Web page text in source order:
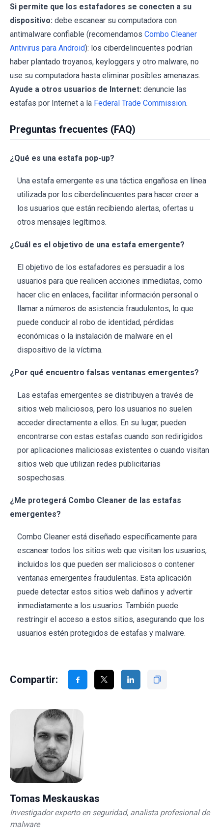
Si permite que los estafadores se conecten a su
dispositivo: debe escanear su computadora con
antimalware confiable (recomendamos Combo Cleaner
Antivirus para Android): los ciberdelincuentes podrían
haber plantado troyanos, keyloggers y otro malware, no
use su computadora hasta eliminar posibles amenazas.
Ayude a otros usuarios de Internet: denuncie las
estafas por Internet a la Federal Trade Commission.
Preguntas frecuentes (FAQ)
¿Qué es una estafa pop-up?
Una estafa emergente es una táctica engañosa en línea
utilizada por los ciberdelincuentes para hacer creer a
los usuarios que están recibiendo alertas, ofertas u
otros mensajes legítimos.
¿Cuál es el objetivo de una estafa emergente?
El objetivo de los estafadores es persuadir a los
usuarios para que realicen acciones inmediatas, como
hacer clic en enlaces, facilitar información personal o
llamar a números de asistencia fraudulentos, lo que
puede conducir al robo de identidad, pérdidas
económicas o la instalación de malware en el
dispositivo de la víctima.
¿Por qué encuentro falsas ventanas emergentes?
Las estafas emergentes se distribuyen a través de
sitios web maliciosos, pero los usuarios no suelen
acceder directamente a ellos. En su lugar, pueden
encontrarse con estas estafas cuando son redirigidos
por aplicaciones maliciosas existentes o cuando visitan
sitios web que utilizan redes publicitarias
sospechosas.
¿Me protegerá Combo Cleaner de las estafas
emergentes?
Combo Cleaner está diseñado específicamente para
escanear todos los sitios web que visitan los usuarios,
incluidos los que pueden ser maliciosos o contener
ventanas emergentes fraudulentas. Esta aplicación
puede detectar estos sitios web dañinos y advertir
inmediatamente a los usuarios. También puede
restringir el acceso a estos sitios, asegurando que los
usuarios estén protegidos de estafas y malware.
Compartir:
Tomas Meskauskas
Investigador experto en seguridad, analista profesional de
malware